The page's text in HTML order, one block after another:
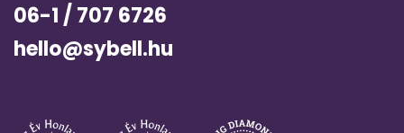
06-1 / 707 6726
hello@sybell.hu